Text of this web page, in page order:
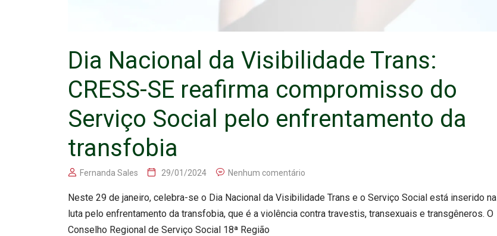
Dia Nacional da Visibilidade Trans:
CRESS-SE reafirma compromisso do
Serviço Social pelo enfrentamento da
transfobia
Fernanda Sales 29/01/2024 Nenhum comentário
Neste 29 de janeiro, celebra-se o Dia Nacional da Visibilidade Trans e o Serviço Social está inserido na
luta pelo enfrentamento da transfobia, que é a violência contra travestis, transexuais e transgêneros. O
Conselho Regional de Serviço Social 18ª Região